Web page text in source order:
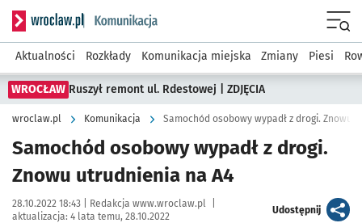
Serwis informacyjny wroclaw.pl podserwis: Komunikacja
Aktualności Rozkłady Komunikacja miejska Zmiany Piesi
WROCŁAW Ruszył remont ul. Rdestowej | ZDJĘCIA
wroclaw.pl Komunikacja Samochód osobowy wypadł z drogi. Znowu
Samochód osobowy wypadł z drogi.
Znowu utrudnienia na A4
Data publikacji:
28.10.2022 18:43 | Autor:
Redakcja www.wroclaw.pl
aktualizacja: 4 lata temu, 28.10.2022
Udostępnijartykuł